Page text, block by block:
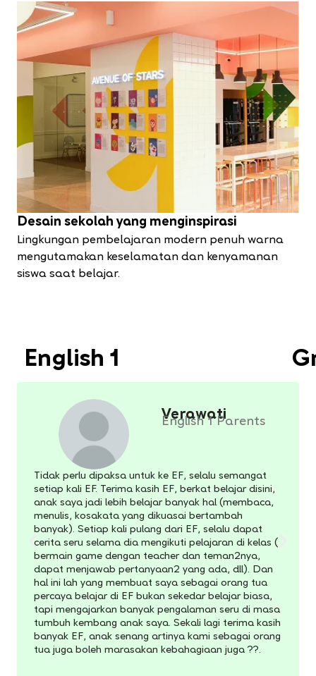
Desain sekolah yang menginspirasi
Lingkungan pembelajaran modern penuh warna
mengutamakan keselamatan dan kenyamanan
siswa saat belajar.
English 1
Verawati
English 1 Parents
Tidak perlu dipaksa untuk ke EF, selalu semangat
setiap kali EF. Terima kasih EF, berkat belajar disini,
anak saya jadi lebih belajar banyak hal (membaca,
menulis, kosakata yang dikuasai bertambah
banyak). Setiap kali pulang dari EF, selalu dapat
cerita seru selama dia mengikuti pelajaran di kelas (
bermain game dengan teacher dan teman2nya,
dapat menjawab pertanyaan2 yang ada, dll). Dan
hal ini lah yang membuat saya sebagai orang tua
percaya belajar di EF bukan sekedar belajar biasa,
tapi mengajarkan banyak pengalaman seru di masa
tumbuh kembang anak saya. Sekali lagi terima kasih
banyak EF, anak senang artinya kami sebagai orang
tua juga boleh marasakan kebahagiaan juga ??.